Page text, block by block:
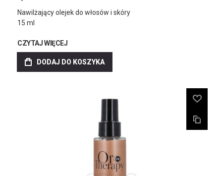
Nawilżający olejek do włosów i skóry
15 ml
CZYTAJ WIĘCEJ
DODAJ DO KOSZYKA